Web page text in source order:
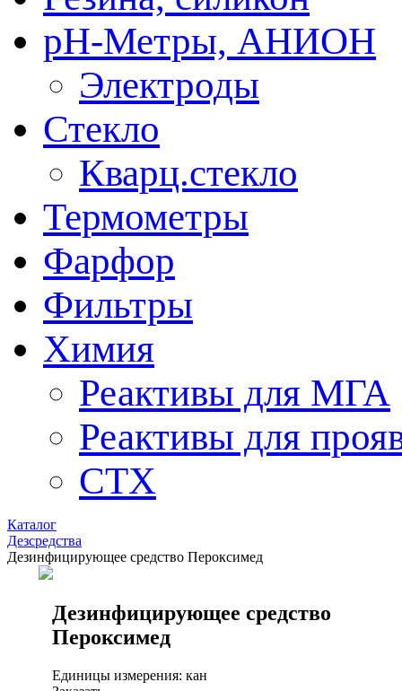
рН-Метры, АНИОН
Электроды
Стекло
Кварц.стекло
Термометры
Фарфор
Фильтры
Химия
Реактивы для МГА
Реактивы для
СТХ
Каталог
Дезсредства
Дезинфицирующее средство Пероксимед
Дезинфицирующее средство
Пероксимед
Единицы измерения: кан